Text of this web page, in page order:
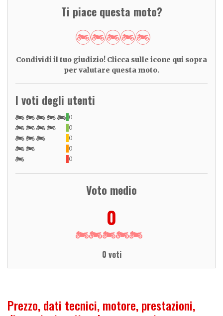
Ti piace questa moto?
Condividi il tuo giudizio! Clicca sulle icone qui sopra
per valutare questa moto.
I voti degli utenti
0
0
0
0
0
Voto medio
0
0 voti
Prezzo, dati tecnici, motore, prestazioni,